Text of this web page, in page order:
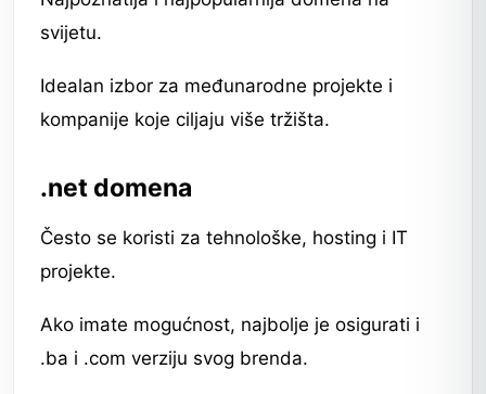
svijetu.
Idealan izbor za međunarodne projekte i
kompanije koje ciljaju više tržišta.
.net domena
Često se koristi za tehnološke, hosting i IT
projekte.
Ako imate mogućnost, najbolje je osigurati i
.ba i .com verziju svog brenda.